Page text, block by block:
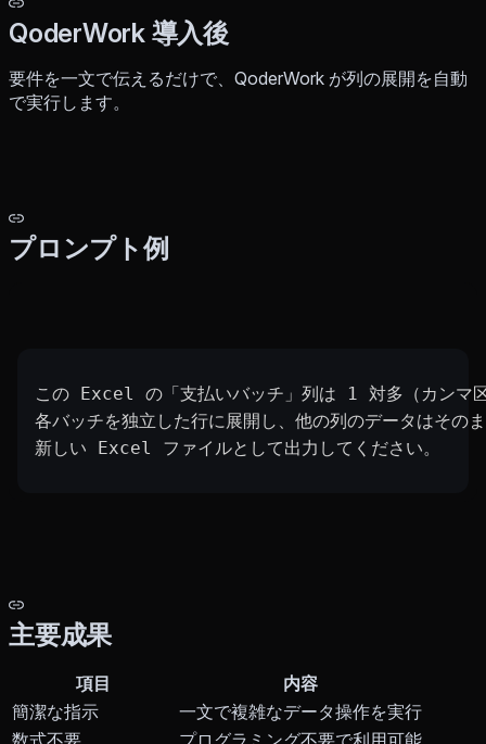
QoderWork 導入後
要件を一文で伝えるだけで、QoderWork が列の展開を自動
で実行します。
プロンプト例
この Excel の「支払いバッチ」列は 1 対多（カンマ
各バッチを独立した行に展開し、他の列のデータはその
新しい Excel ファイルとして出力してください。
主要成果
項目
内容
簡潔な指示
一文で複雑なデータ操作を実行